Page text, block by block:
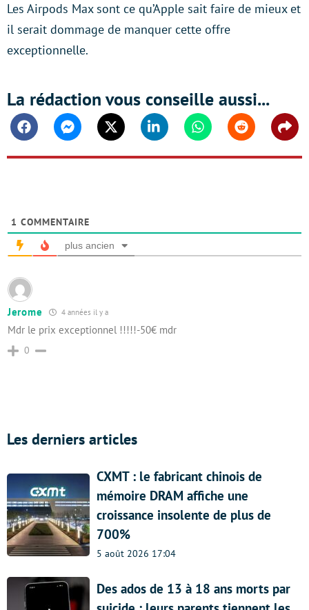
Les Airpods Max sont ce qu’Apple sait faire de mieux et
il serait dommage de manquer cette offre
exceptionnelle.
La rédaction vous conseille aussi...
FacebookMessengerTwitter Linkedin WhatsappReddit
1 COMMENTAIRE
plus ancien
Jerome 4 années il y a
Mdr le prix exceptionnel !!!!!-50€ mdr
0
Les derniers articles
CXMT : le fabricant chinois de
mémoire DRAM affiche une
croissance insolente de plus de
700%
5 août 2026 17:04
Des ados de 13 à 18 ans morts par